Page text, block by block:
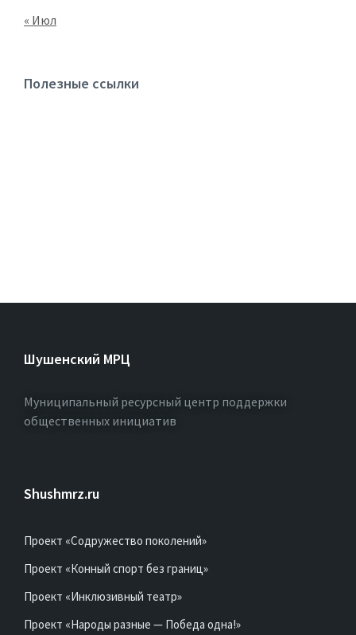
« Июл
Полезные ссылки
Шушенский МРЦ
Муниципальный ресурсный центр поддержки
общественных инициатив
Shushmrz.ru
Проект «Содружество поколений»
Проект «Конный спорт без границ»
Проект «Инклюзивный театр»
Проект «Народы разные — Победа одна!»